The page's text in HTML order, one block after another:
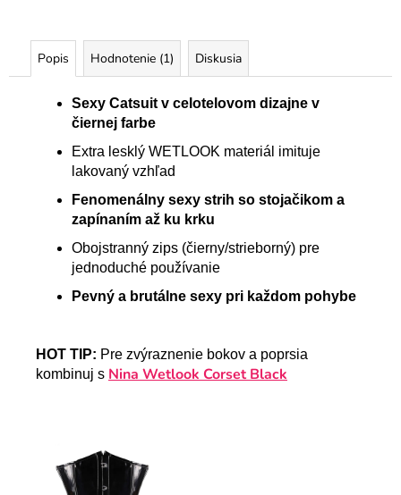
Popis Hodnotenie (1) Diskusia
Sexy Catsuit v celotelovom dizajne v
čiernej farbe
Extra lesklý WETLOOK materiál imituje
lakovaný vzhľad
Fenomenálny sexy strih so stojačikom a
zapínaním až ku krku
Obojstranný zips (čierny/strieborný) pre
jednoduché používanie
Pevný a brutálne sexy pri každom pohybe
HOT TIP: Pre zvýraznenie bokov a poprsia
kombinuj s Nina Wetlook Corset Black